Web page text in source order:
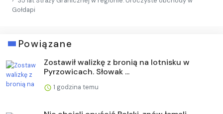
Gołdapi
Powiązane
Zostawił walizkę z bronią na lotnisku w
Pyrzowicach. Słowak ...
1 godzina temu